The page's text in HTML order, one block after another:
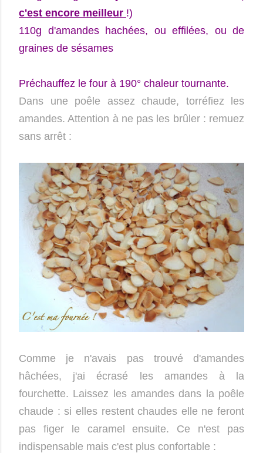
c'est encore meilleur !)
110g d'amandes hachées, ou effilées, ou de
graines de sésames
Préchauffez le four à 190° chaleur tournante.
Dans une poêle assez chaude, torréfiez les
amandes. Attention à ne pas les brûler : remuez
sans arrêt :
Comme je n'avais pas trouvé d'amandes
hâchées, j'ai écrasé les amandes à la
fourchette. Laissez les amandes dans la poêle
chaude : si elles restent chaudes elle ne feront
pas figer le caramel ensuite. Ce n'est pas
indispensable mais c'est plus confortable :